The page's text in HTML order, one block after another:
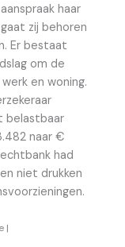
haar
zij behoren
Er bestaat
om de
en woning.
belastbaar
naar €
had
niet drukken
|